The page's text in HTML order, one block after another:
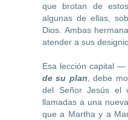
que brotan de
algunas de ellas,
Dios. Ambas
atender a sus
Esa lección capital
de su plan, debe
del Señor Jesús el
llamadas a una
que a Martha y a